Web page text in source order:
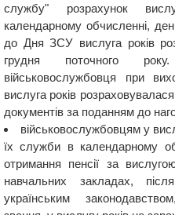
службу" розрахунок
календарному обчисленні,
до Дня ЗСУ вислуга років
грудня поточного
військовослужбовця при
вислуга років
документів за поданням до
військовослужбовцям у
їх служби в календарному
отримання пенсії за
навчальних закладах,
українським